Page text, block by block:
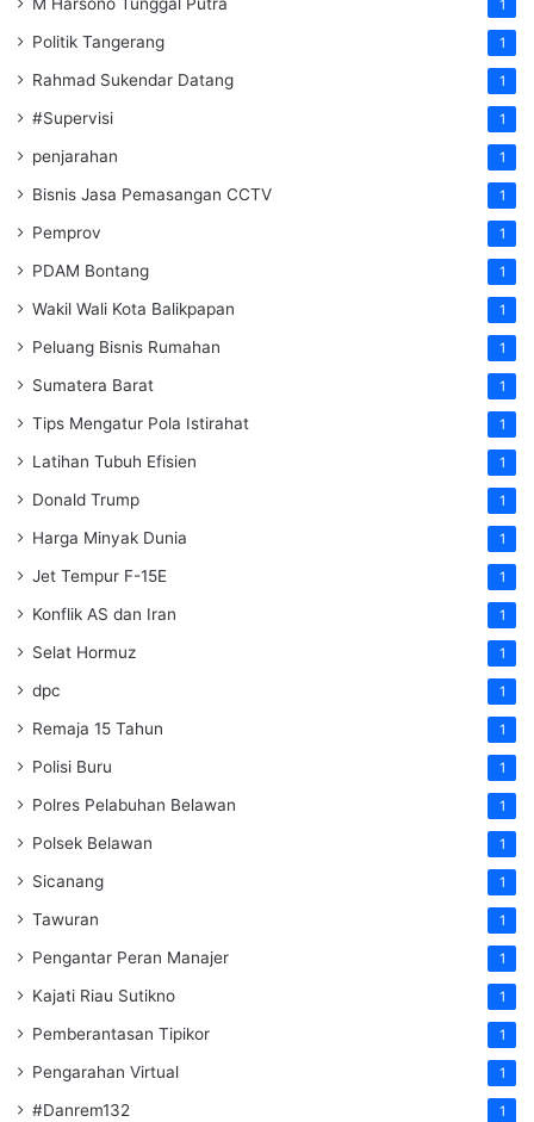
1
Politik Tangerang 1
Rahmad Sukendar Datang 1
#Supervisi 1
penjarahan 1
Bisnis Jasa Pemasangan CCTV 1
Pemprov 1
PDAM Bontang 1
Wakil Wali Kota Balikpapan 1
Peluang Bisnis Rumahan 1
Sumatera Barat 1
Tips Mengatur Pola Istirahat 1
Latihan Tubuh Efisien 1
Donald Trump 1
Harga Minyak Dunia 1
Jet Tempur F-15E 1
Konflik AS dan Iran 1
Selat Hormuz 1
dpc 1
Remaja 15 Tahun 1
Polisi Buru 1
Polres Pelabuhan Belawan 1
Polsek Belawan 1
Sicanang 1
Tawuran 1
Pengantar Peran Manajer 1
Kajati Riau Sutikno 1
Pemberantasan Tipikor 1
Pengarahan Virtual 1
#Danrem132 1